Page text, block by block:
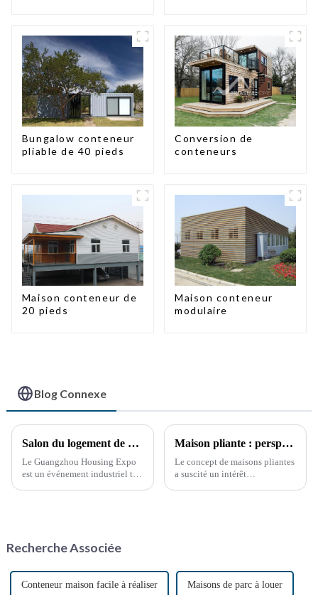
conteneur extensible,
3 chambres
Bungalow conteneur
pliable de 40 pieds
Conversion de
conteneurs
Maison conteneur de
20 pieds
Maison conteneur
modulaire
Blog Connexe
Salon du logement de Guangzhou
Le Guangzhou Housing Expo
est un événement industriel très
Maison pliante : perspectives de développement futur
Le concept de maisons pliantes
a suscité un intérêt
Recherche Associée
Conteneur maison facile à réaliser Maisons de parc à louer